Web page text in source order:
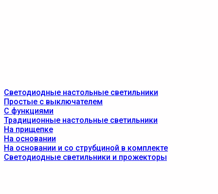
Светодиодные настольные светильники
Простые с выключателем
С функциями
Традиционные настольные светильники
На прищепке
На основании
На основании и со струбциной в комплекте
Светодиодные светильники и прожекторы